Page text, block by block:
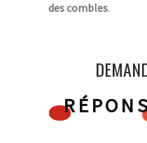
des combles.